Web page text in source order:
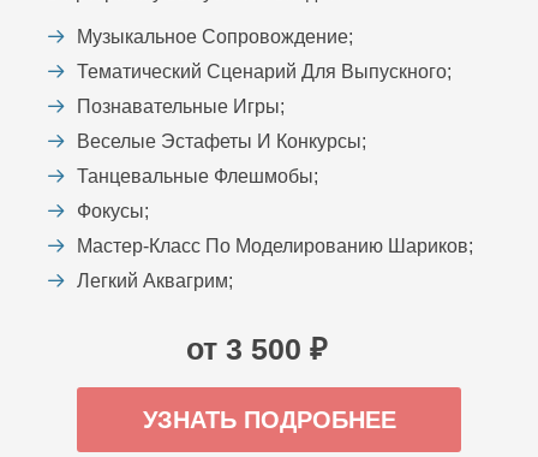
Музыкальное Сопровождение;
Тематический Сценарий Для Выпускного;
Познавательные Игры;
Веселые Эстафеты И Конкурсы;
Танцевальные Флешмобы;
Фокусы;
Мастер-Класс По Моделированию Шариков;
Легкий Аквагрим;
от 3 500 ₽
УЗНАТЬ ПОДРОБНЕЕ